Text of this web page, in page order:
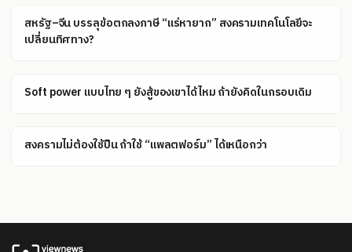
สหรัฐ–จีน บรรลุข้อตกลงภาษี “แร่หายาก” สงครามเทคโนโลยีจะ
เปลี่ยนทิศทาง?
Soft power แบบไทย ๆ ยังสู้ของเขาได้ไหม ถ้ายังคิดในกรอบเดิม
สงครามไม่ต้องใช้ปืน ถ้าใช้ “แพลตฟอร์ม” ได้เหนือกว่า